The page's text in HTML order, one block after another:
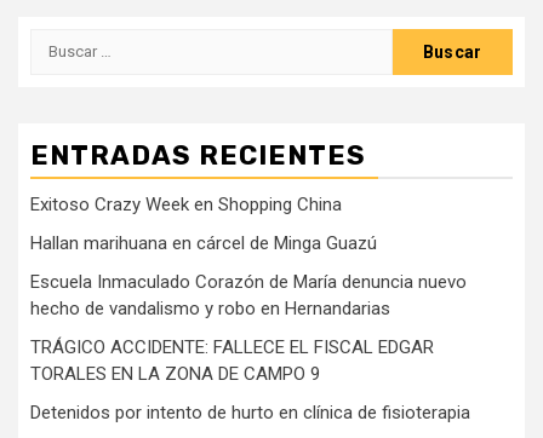
Buscar:
ENTRADAS RECIENTES
Exitoso Crazy Week en Shopping China
Hallan marihuana en cárcel de Minga Guazú
Escuela Inmaculado Corazón de María denuncia nuevo
hecho de vandalismo y robo en Hernandarias
TRÁGICO ACCIDENTE: FALLECE EL FISCAL EDGAR
TORALES EN LA ZONA DE CAMPO 9
Detenidos por intento de hurto en clínica de fisioterapia